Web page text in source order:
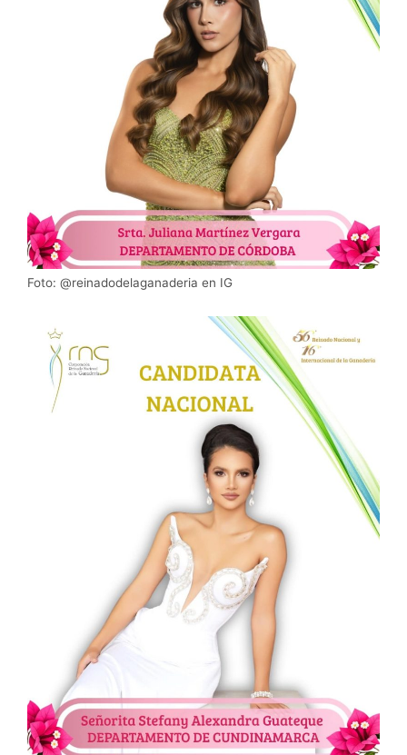
Foto: @reinadodelaganaderia en IG